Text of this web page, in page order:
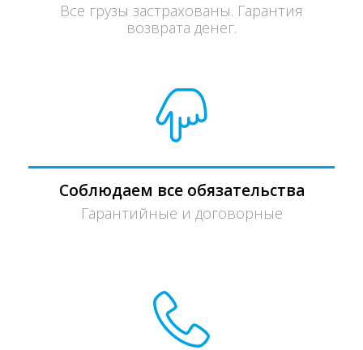
Все грузы застрахованы. Гарантия
возврата денег.
Соблюдаем все обязательства
Гарантийные и договорные